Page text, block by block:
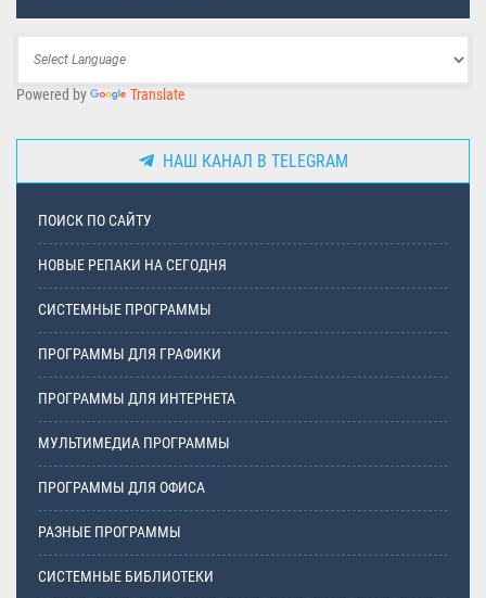
Powered by Translate
НАШ КАНАЛ В TELEGRAM
ПОИСК ПО САЙТУ
НОВЫЕ РЕПАКИ НА СЕГОДНЯ
СИСТЕМНЫЕ ПРОГРАММЫ
ПРОГРАММЫ ДЛЯ ГРАФИКИ
ПРОГРАММЫ ДЛЯ ИНТЕРНЕТА
МУЛЬТИМЕДИА ПРОГРАММЫ
ПРОГРАММЫ ДЛЯ ОФИСА
РАЗНЫЕ ПРОГРАММЫ
СИСТЕМНЫЕ БИБЛИОТЕКИ